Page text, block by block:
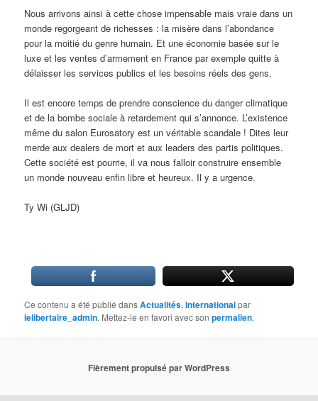
Nous arrivons ainsi à cette chose impensable mais vraie dans un
monde regorgeant de richesses : la misère dans l’abondance
pour la moitié du genre humain. Et une économie basée sur le
luxe et les ventes d’armement en France par exemple quitte à
délaisser les services publics et les besoins réels des gens.
Il est encore temps de prendre conscience du danger climatique
et de la bombe sociale à retardement qui s’annonce. L’existence
même du salon Eurosatory est un véritable scandale ! Dites leur
merde aux dealers de mort et aux leaders des partis politiques.
Cette société est pourrie, il va nous falloir construire ensemble
un monde nouveau enfin libre et heureux. Il y a urgence.
Ty Wi (GLJD)
Ce contenu a été publié dansActualités,Internationalpar
lelibertaire_admin. Mettez-le en favori avec sonpermalien.
Fièrement propulsé par WordPress